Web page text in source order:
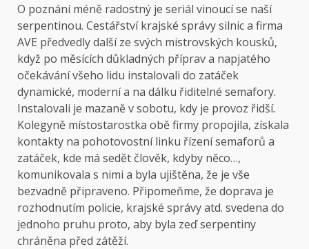
O poznání méně radostný je seriál vinoucí se naší
serpentinou. Cestářství krajské správy silnic a firma
AVE předvedly další ze svých mistrovských kousků,
když po měsících důkladných příprav a napjatého
očekávání všeho lidu instalovali do zatáček
dynamické, moderní a na dálku řiditelné semafory.
Instalovali je mazaně v sobotu, kdy je provoz řidší.
Kolegyně místostarostka obě firmy propojila, získala
kontakty na pohotovostní linku řízení semaforů a
zatáček, kde má sedět člověk, kdyby něco…,
komunikovala s nimi a byla ujištěna, že je vše
bezvadně připraveno. Připomeňme, že doprava je
rozhodnutím policie, krajské správy atd. svedena do
jednoho pruhu proto, aby byla zeď serpentiny
chráněna před zátěží.